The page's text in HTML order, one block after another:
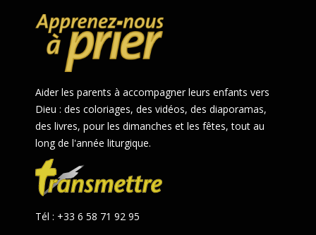
Aider les parents à accompagner leurs enfants vers
Dieu : des coloriages, des vidéos, des diaporamas,
des livres, pour les dimanches et les fêtes, tout au
long de l'année liturgique.
Tél : +33 6 58 71 92 95